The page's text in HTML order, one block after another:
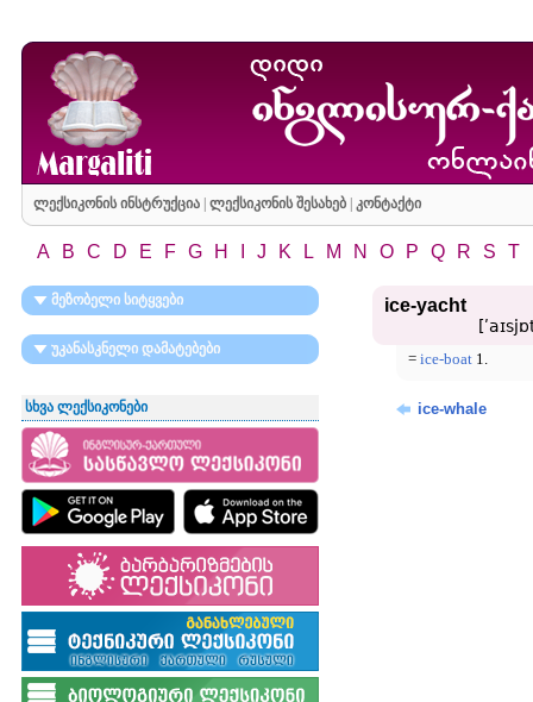
ლექსიკონის ინსტრუქცია| ლექსიკონის შესახებ| კონტაქტი
A B C D E F G H J K L M N O P Q R S T
მეზობელი სიტყვები
უკანასკნელი დამატებები
სხვა ლექსიკონები
ice-yacht
= ice-boat1.
ice-whale